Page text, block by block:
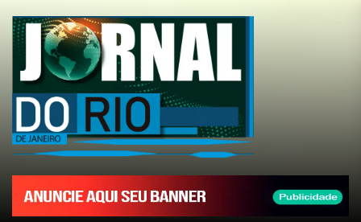
the
content
Jornal
do
Rio
de